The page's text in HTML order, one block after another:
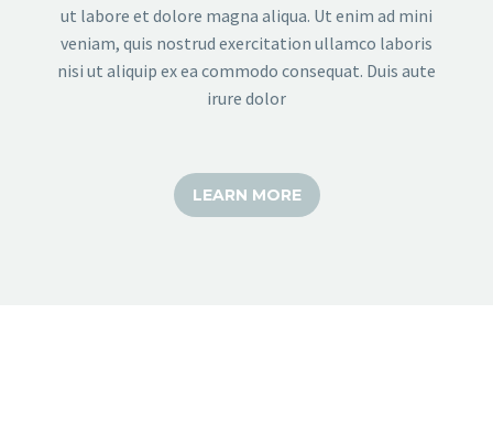
ut labore et dolore magna aliqua. Ut enim ad mini
veniam, quis nostrud exercitation ullamco laboris
nisi ut aliquip ex ea commodo consequat. Duis aute
irure dolor
LEARN MORE